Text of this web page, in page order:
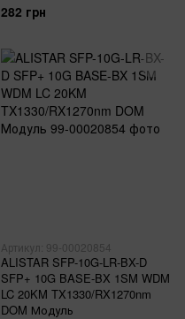
282 грн
Артикул: 99-00020854
ALISTAR SFP-10G-LR-BX-D
SFP+ 10G BASE-BX 1SM WDM
LC 20KM TX1330/RX1270nm
DOM Модуль